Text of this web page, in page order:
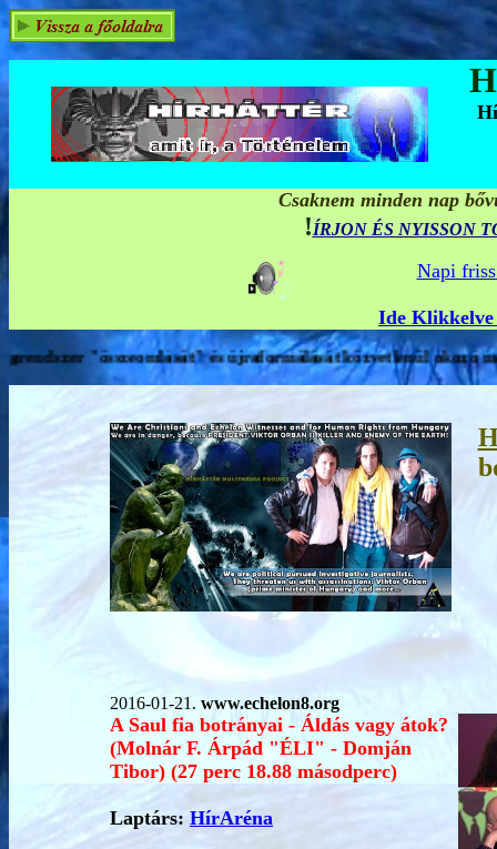
Csaknem minden nap
!ÍRJON ÉS NYISSON
Napi
Ide
közvetlenül okozó médium.
2016-01-21. www.echelon8.org
A Saul fia botrányai - Áldás vagy átok?
(Molnár F. Árpád "ÉLI" - Domján
Tibor) (27 perc 18.88 másodperc)
Laptárs: HírAréna